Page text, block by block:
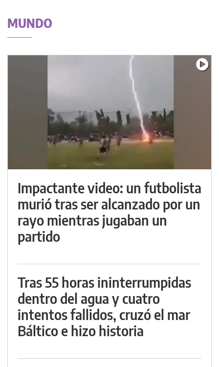
MUNDO
Impactante video: un futbolista
murió tras ser alcanzado por un
rayo mientras jugaban un
partido
Tras 55 horas ininterrumpidas
dentro del agua y cuatro
intentos fallidos, cruzó el mar
Báltico e hizo historia